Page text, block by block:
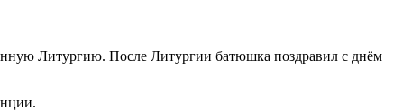
Литургию. После Литургии батюшка поздравил с днём